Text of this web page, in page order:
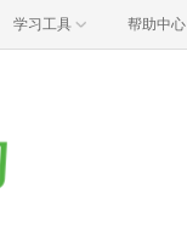
学习工具 帮助中心